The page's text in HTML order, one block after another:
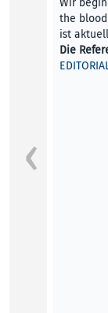
Wir
the
ist
Die